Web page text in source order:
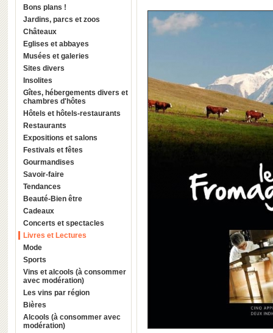
Bons plans !
Jardins, parcs et zoos
Châteaux
Eglises et abbayes
Musées et galeries
Sites divers
Insolites
Gîtes, hébergements divers et
chambres d'hôtes
Hôtels et hôtels-restaurants
Restaurants
Expositions et salons
Festivals et fêtes
Gourmandises
Savoir-faire
Tendances
Beauté-Bien être
Cadeaux
Concerts et spectacles
Livres et Lectures
Mode
Sports
Vins et alcools (à consommer
avec modération)
Les vins par région
Bières
Alcools (à consommer avec
modération)